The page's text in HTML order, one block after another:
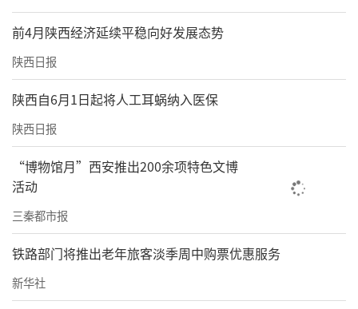
前4月陕西经济延续平稳向好发展态势
陕西日报
陕西自6月1日起将人工耳蜗纳入医保
陕西日报
“博物馆月”西安推出200余项特色文博
活动
三秦都市报
铁路部门将推出老年旅客淡季周中购票优惠服务
新华社